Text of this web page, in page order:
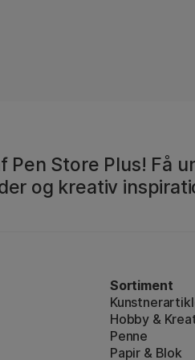
Pen Store Plus! Få
og kreativ
Sortiment
Hobby &
Penne
Papir & Blok